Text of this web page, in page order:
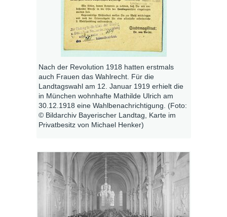
Nach der Revolution 1918 hatten erstmals
auch Frauen das Wahlrecht. Für die
Landtagswahl am 12. Januar 1919 erhielt die
in München wohnhafte Mathilde Ulrich am
30.12.1918 eine Wahlbenachrichtigung. (Foto:
© Bildarchiv Bayerischer Landtag, Karte im
Privatbesitz von Michael Henker)